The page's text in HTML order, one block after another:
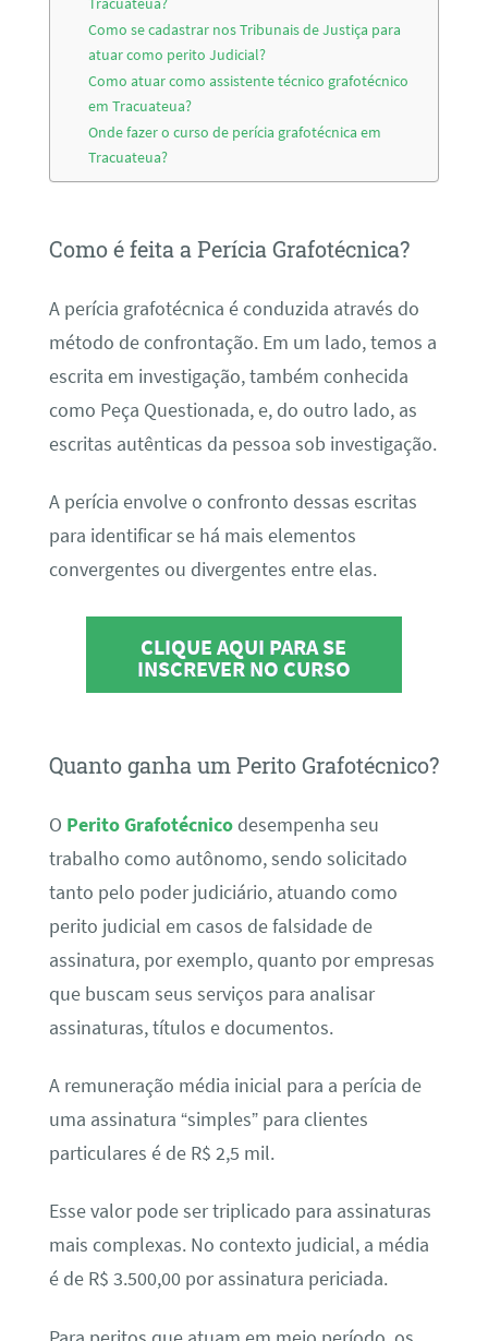
Como se cadastrar nos Tribunais de Justiça para
atuar como perito Judicial?
Como atuar como assistente técnico grafotécnico
em Tracuateua?
Onde fazer o curso de perícia grafotécnica em
Tracuateua?
Como é feita a Perícia Grafotécnica?
A perícia grafotécnica é conduzida através do
método de confrontação. Em um lado, temos a
escrita em investigação, também conhecida
como Peça Questionada, e, do outro lado, as
escritas autênticas da pessoa sob investigação.
A perícia envolve o confronto dessas escritas
para identificar se há mais elementos
convergentes ou divergentes entre elas.
CLIQUE AQUI PARA SE
INSCREVER NO CURSO
Quanto ganha um Perito Grafotécnico?
O Perito Grafotécnicodesempenha seu
trabalho como autônomo, sendo solicitado
tanto pelo poder judiciário, atuando como
perito judicial em casos de falsidade de
assinatura, por exemplo, quanto por empresas
que buscam seus serviços para analisar
assinaturas, títulos e documentos.
A remuneração média inicial para a perícia de
uma assinatura “simples” para clientes
particulares é de R$ 2,5 mil.
Esse valor pode ser triplicado para assinaturas
mais complexas. No contexto judicial, a média
é de R$ 3.500,00 por assinatura periciada.